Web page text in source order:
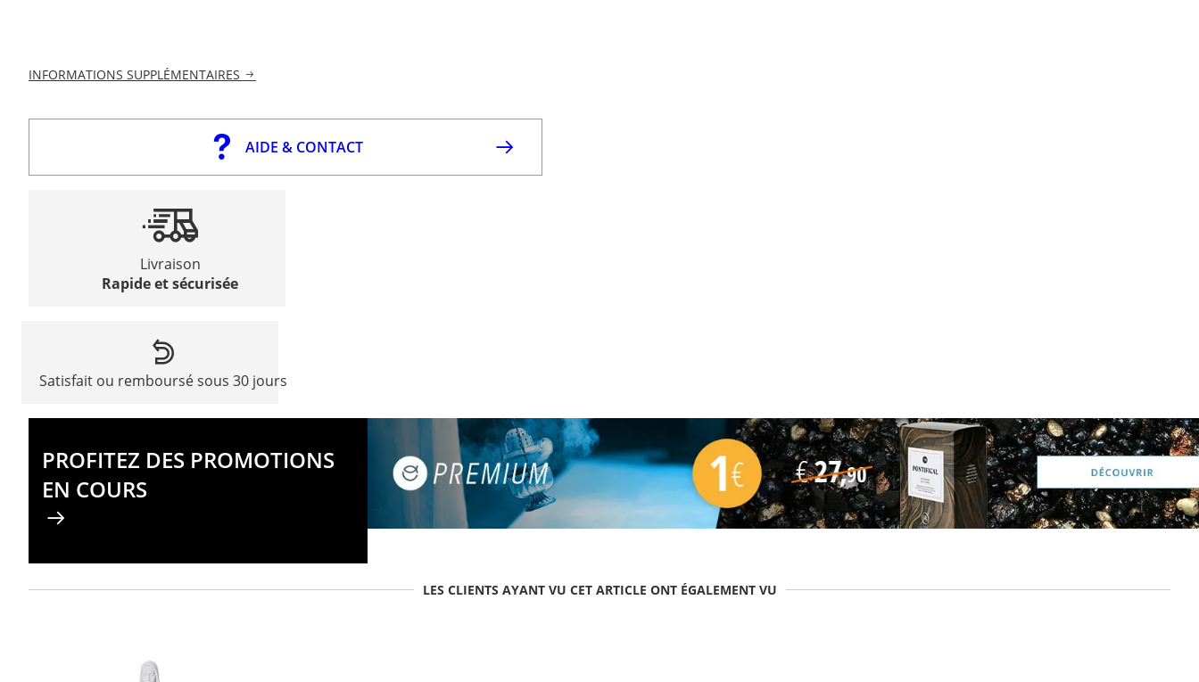
INFORMATIONS SUPPLÉMENTAIRES
AIDE & CONTACT
Livraison
Rapide et sécurisée
Satisfait ou remboursé sous 30 jours
PROFITEZ DES PROMOTIONS
EN COURS
LES CLIENTS AYANT VU CET ARTICLE ONT ÉGALEMENT VU